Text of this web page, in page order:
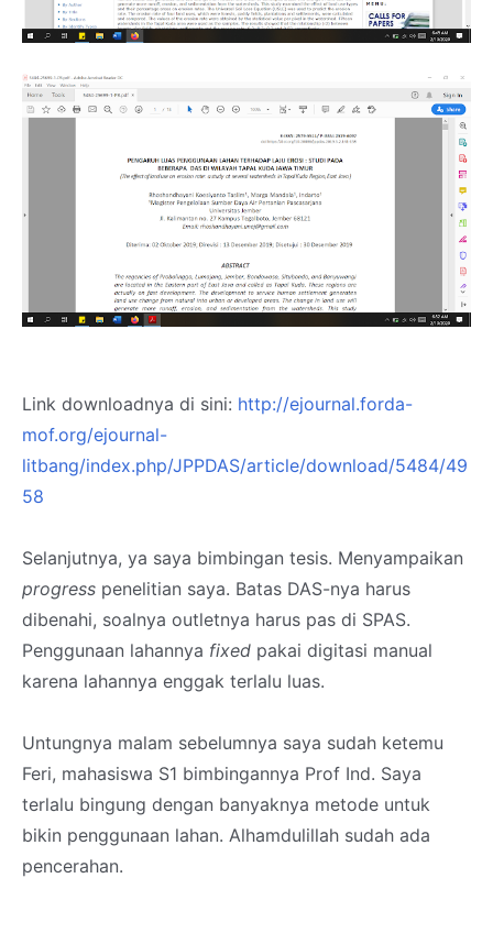
Link downloadnya di sini: http://ejournal.forda-
mof.org/ejournal-
litbang/index.php/JPPDAS/article/download/5484/49
58
Selanjutnya, ya saya bimbingan tesis. Menyampaikan
progress penelitian saya. Batas DAS-nya harus
dibenahi, soalnya outletnya harus pas di SPAS.
Penggunaan lahannya fixed pakai digitasi manual
karena lahannya enggak terlalu luas.
Untungnya malam sebelumnya saya sudah ketemu
Feri, mahasiswa S1 bimbingannya Prof Ind. Saya
terlalu bingung dengan banyaknya metode untuk
bikin penggunaan lahan. Alhamdulillah sudah ada
pencerahan.